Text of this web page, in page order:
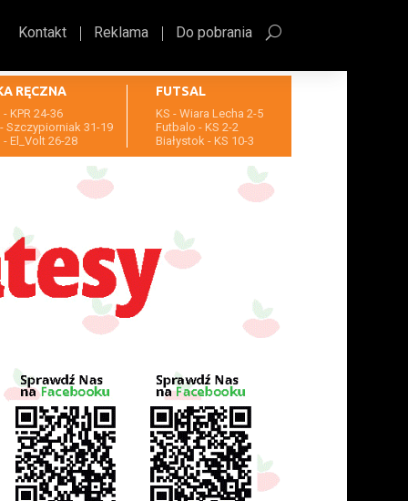
Kontakt Reklama Do pobrania
RĘCZNA
- KPR 24-36
- Szczypiorniak 31-19
- El_Volt 26-28
FUTSAL
KS - Wiara Lecha 2-5
Futbalo - KS 2-2
Białystok - KS 10-3